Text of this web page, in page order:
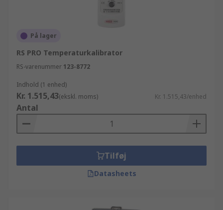
På lager
RS PRO Temperaturkalibrator
RS-varenummer 123-8772
Indhold (1 enhed)
Kr. 1.515,43(ekskl. moms) Kr. 1.515,43/enhed
Antal
Tilføj
Datasheets